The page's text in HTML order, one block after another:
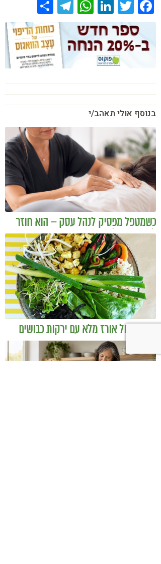
Facebook
Twitter
LinkedIn
WhatsApp
Telegram
בנוסף אולי תאהב/י
כשמטפל מפסיק לנהל עסק – הוא חוזר
להיות מטפל
בודהה בול אורז מלא עם ירקות כבושים
ומקושקשת טופו